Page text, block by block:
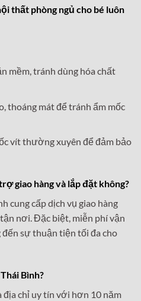
thất phòng ngủ cho bé luôn
mềm, tránh dùng hóa chất
thoáng mát để tránh ẩm mốc
vít thường xuyên để đảm bảo
giao hàng và lắp đặt không?
cung cấp dịch vụ giao hàng
nơi. Đặc biệt, miễn phí vận
đến sự thuận tiện tối đa cho
Bình?
địa chỉ uy tín với hơn 10 năm